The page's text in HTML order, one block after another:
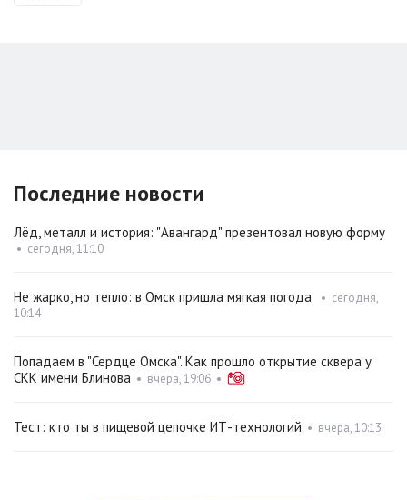
Последние новости
Лёд, металл и история: "Авангард" презентовал новую форму
• сегодня, 11:10
Не жарко, но тепло: в Омск пришла мягкая погода • сегодня,
10:14
Попадаем в "Сердце Омска". Как прошло открытие сквера у
СКК имени Блинова • вчера, 19:06 •
Тест: кто ты в пищевой цепочке ИТ-технологий • вчера, 10:13